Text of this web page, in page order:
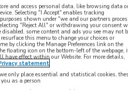
is een fenomeen dat
and access personal data, like browsing data
Selecting "I Accept" enables tracking
shown under "we and our partners
"Reject All" or withdrawing your consent
some content and ads you see may not
this menu to change your choices or
by clicking the Manage Preferences link on the
floating icon on the bottom-left of the webpage,
have effect within our Website. For more details,
statement
only place essential and statistical cookies,
as a person